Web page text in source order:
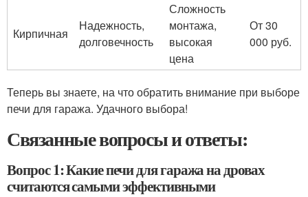
Кирпичная
Надежность,
долговечность
Сложность
монтажа,
высокая
цена
От 30
000 руб.
Теперь вы знаете, на что обратить внимание при выборе
печи для гаража. Удачного выбора!
Связанные вопросы и ответы:
Вопрос 1: Какие печи для гаража на дровах
считаются самыми эффективными